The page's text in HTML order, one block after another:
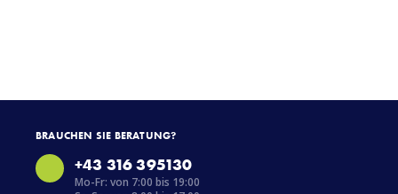
BRAUCHEN SIE BERATUNG?
+43 316 395130
Mo-Fr: von 7:00 bis 19:00